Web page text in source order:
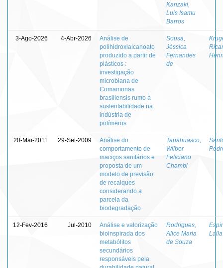
Kanzaki,
Luis Isamu
Barros
3-Ago-2026 4-Abr-2026
Análise de
polihidroxialcanoato
produzido a partir de
plásticos :
investigação
microbiana de
Comamonas
brasiliensis rumo à
sustentabilidade na
indústria de
polímeros
Sousa,
Jéssica
Fernandes
de
20-Mai-2011 29-Set-2009
Análise do
comportamento de
maciços sanitários e
proposta de um
modelo de previsão
de recalques
considerando a
parcela da
biodegradação
Tapahuasco,
Wilber
Feliciano
Chambi
12-Fev-2016 Jul-2010
Análise e valorização
bioinspirada dos
metabólitos
secundários
responsáveis pela
Rodrigues,
Alice Maria
de Souza